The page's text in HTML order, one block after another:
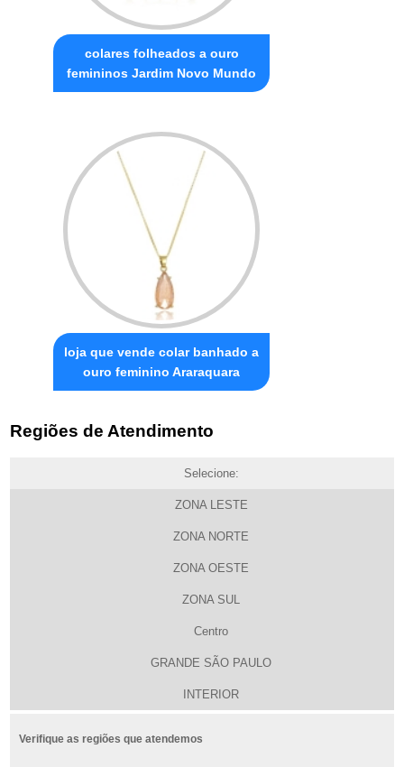
colares folheados a ouro
femininos Jardim Novo Mundo
loja que vende colar banhado a
ouro feminino Araraquara
Regiões de Atendimento
Selecione:
ZONA LESTE
ZONA NORTE
ZONA OESTE
ZONA SUL
Centro
GRANDE SÃO PAULO
INTERIOR
Verifique as regiões que atendemos